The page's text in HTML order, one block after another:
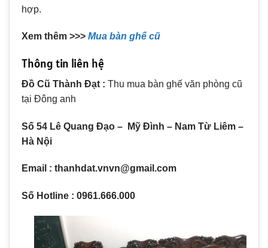
hợp.
Xem thêm >>> Mua bàn ghế cũ
Thông tin liên hệ
Đồ Cũ Thành Đạt : Thu mua bàn ghế văn phòng cũ
tại Đông anh
Số 54 Lê Quang Đạo – Mỹ Đình – Nam Từ Liêm –
Hà Nội
Email : thanhdat.vnvn@gmail.com
Số Hotline : 0961.666.000